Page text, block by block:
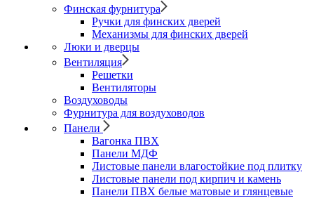
Финская фурнитура
Ручки для финских дверей
Механизмы для финских дверей
Люки и дверцы
Вентиляция
Решетки
Вентиляторы
Воздуховоды
Фурнитура для воздуховодов
Панели
Вагонка ПВХ
Панели МДФ
Листовые панели влагостойкие под плитку
Листовые панели под кирпич и камень
Панели ПВХ белые матовые и глянцевые